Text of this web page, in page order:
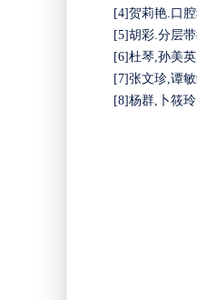
[4]贺莉艳.口
[5]胡彩.分层
[6]杜琴,孙美
[7]张文珍,谭
[8]杨群,卜筱